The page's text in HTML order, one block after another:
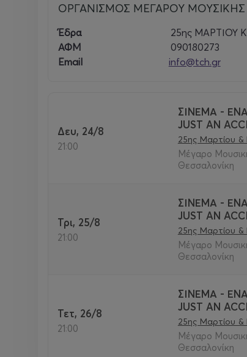
ΟΡΓΑΝΙΣΜΟΣ ΜΕΓΑΡΟΥ
Έδρα 25ης ΜΑΡΤΙΟΥ
ΑΦΜ
090180273
Email
info@tch.gr
Δευ, 24/8
21:00
ΣΙΝΕΜΑ -
JUST AN
25ης Μαρτίου &
Μέγαρο
Θεσσαλονίκη
Τρι, 25/8
21:00
ΣΙΝΕΜΑ -
JUST AN
25ης Μαρτίου &
Μέγαρο
Θεσσαλονίκη
Τετ, 26/8
21:00
ΣΙΝΕΜΑ -
JUST AN
25ης Μαρτίου &
Μέγαρο
Θεσσαλονίκη